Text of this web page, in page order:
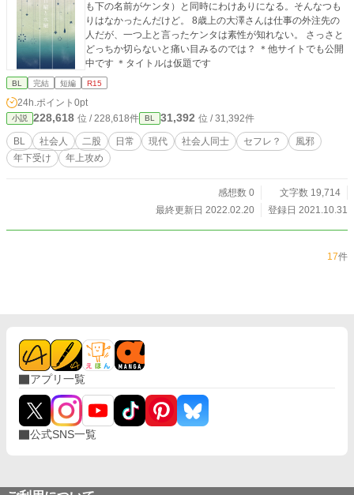
も下の名前がケンタ）と同時にわけありになる。そんなつも
りはなかったんだけど。 8歳上の大澤さんは仕事の外注先の
人だが、一つ上と言ったケンタは素性が知れない。 さっさと
どっちか切らないと痛い目みるのでは？ ＊他サイトでも公開
中です ＊タイトルは仮題です
BL 完結 短編 R15
24h.ポイント 0pt
小説 228,618 位 / 228,618件 BL 31,392 位 / 31,392件
BL 社会人 二股 日常 現代 社会人同士 セフレ？
風邪
年下受け
年上攻め
感想数 0
文字数 19,714
最終更新日 2022.02.20
登録日 2021.10.31
17件
アプリ一覧
公式SNS一覧